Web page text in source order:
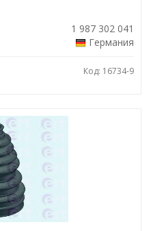
1 987 302 041
Германия
Код: 16734-9